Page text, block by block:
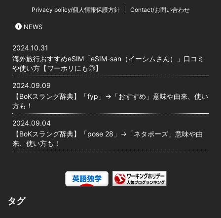
Privacy policy/個人情報保護方針 Contact/お問い合わせ
NEWS
2024.10.31
海外旅行おすすめeSIM「eSIM-san（イーシムさん）」口コミ
や使い方【ワーホリにも◎】
2024.09.09
【BoKスラング辞典】「fyp」→「おすすめ」意味や由来、使い
方も！
2024.09.04
【BoKスラング辞典】「pose 28」→「ネタポーズ」意味や由
来、使い方も！
タグ